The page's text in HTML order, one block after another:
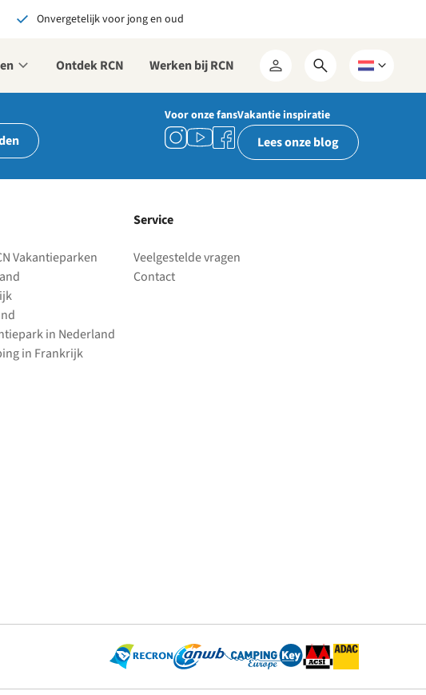
Onvergetelijk voor jong en oud
Ontdek RCN Werken bij RCN
Mijn
RCN
Open
zoekformulier
Kies
een
Voor onze fansVakantie inspiratie
Lees onze blog
Vakantieparken
in Nederland
in Frankrijk
Service
Veelgestelde vragen
Contact